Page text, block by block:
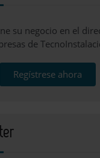
su negocio en el
de
Regístrese ahora